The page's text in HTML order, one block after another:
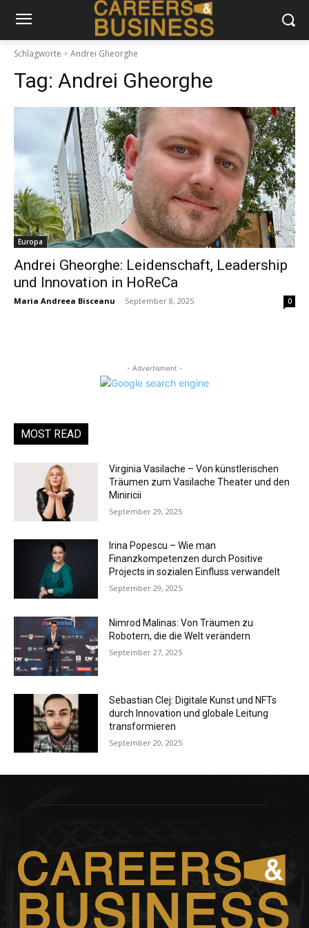
Schlagworte Andrei Gheorghe
Tag: Andrei Gheorghe
Europa
Andrei Gheorghe: Leidenschaft, Leadership
und Innovation in HoReCa
Maria Andreea Bisceanu - September 8, 2025 0
- Advertisment -
MOST READ
Virginia Vasilache – Von künstlerischen
Träumen zum Vasilache Theater und den
Miniricii
September 29, 2025
Irina Popescu – Wie man
Finanzkompetenzen durch Positive
Projects in sozialen Einfluss verwandelt
September 29, 2025
Nimrod Malinas: Von Träumen zu
Robotern, die die Welt verändern
September 27, 2025
Sebastian Clej: Digitale Kunst und NFTs
durch Innovation und globale Leitung
transformieren
September 20, 2025